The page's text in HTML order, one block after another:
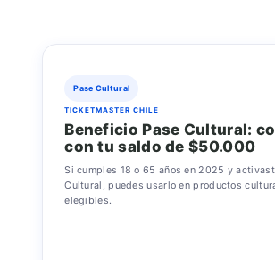
Pase Cultural
TICKETMASTER CHILE
Beneficio Pase Cultural:
con tu saldo de $50.000
Si cumples 18 o 65 años en 2025 y
Cultural, puedes usarlo en productos
elegibles.